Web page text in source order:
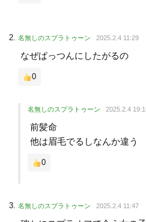
名無しのスプラトゥーン 2025.2.4 11:29
なぜぱっつんにしたがるの
0
名無しのスプラトゥーン 2025.2.4
前髪命
他は眉毛でるしなんか違う
0
名無しのスプラトゥーン 2025.2.4 11:47